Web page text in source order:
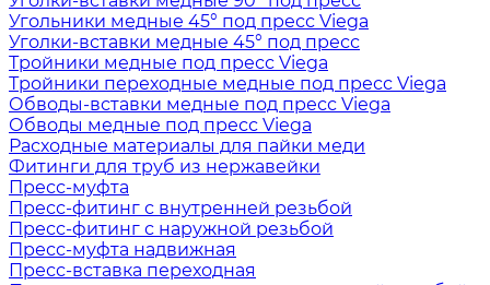
Угольники медные 45° под пресс Viega
Уголки-вставки медные 45° под пресс
Тройники медные под пресс Viega
Тройники переходные медные под пресс Viega
Обводы-вставки медные под пресс Viega
Обводы медные под пресс Viega
Расходные материалы для пайки меди
Фитинги для труб из нержавейки
Пресс-муфта
Пресс-фитинг с внутренней резьбой
Пресс-фитинг с наружной резьбой
Пресс-муфта надвижная
Пресс-вставка переходная